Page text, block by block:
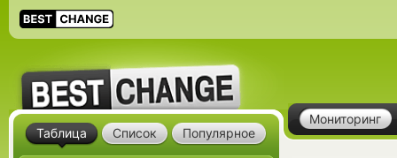
Мониторинг
Таблица Список Популярное